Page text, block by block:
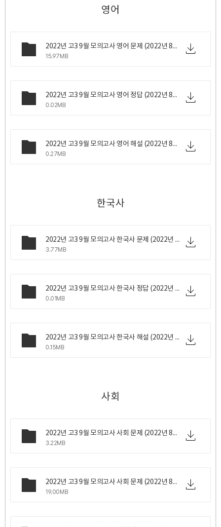
영어
2022년 고3 9월 모의고사 영어 문제 (2022년 8월 31일 수요일 시행).zip
15.97MB
2022년 고3 9월 모의고사 영어 정답 (2022년 8월 31일 수요일 시행).png
0.02MB
2022년 고3 9월 모의고사 영어 해설 (2022년 8월 31일 수요일 시행).pdf
0.27MB
한국사
2022년 고3 9월 모의고사 한국사 문제 (2022년 8월 31일 수요일 시행).pdf
3.77MB
2022년 고3 9월 모의고사 한국사 정답 (2022년 8월 31일 수요일 시행).png
0.01MB
2022년 고3 9월 모의고사 한국사 해설 (2022년 8월 31일 수요일 시행).pdf
0.15MB
사회
2022년 고3 9월 모의고사 사회 문제 (2022년 8월 31일 수요일 시행).zip
3.22MB
2022년 고3 9월 모의고사 사회 문제 (2022년 8월 31일 수요일 시행).z01
19.00MB